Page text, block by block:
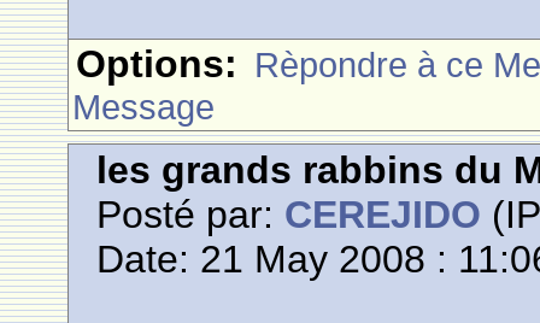
Options: Rèpondre à ce
Message
les grands rabbins du
Posté par: CEREJIDO
Date: 21 May 2008 :